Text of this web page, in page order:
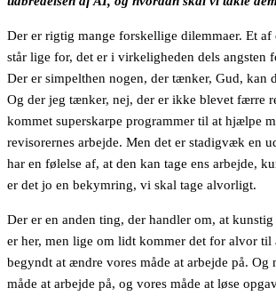
Der er rigtig mange forskellige dilemmaer. Et af
står lige for, det er i virkeligheden dels angsten
Der er simpelthen nogen, der tænker, Gud, kan
Og der jeg tænker, nej, der er ikke blevet færre
kommet superskarpe programmer til at hjælpe
revisorernes arbejde. Men det er stadigvæk en
har en følelse af, at den kan tage ens arbejde,
er det jo en bekymring, vi skal tage alvorligt.
Der er en anden ting, der handler om, at
er her, men lige om lidt kommer det for alvor til
begyndt at ændre vores måde at arbejde på.
måde at arbejde på, og vores måde at løse